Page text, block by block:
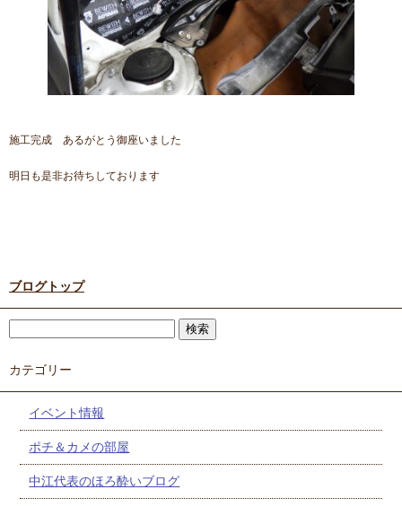
施工完成 あるがとう御座いました
明日も是非お待ちしております
ブログトップ
カテゴリー
イベント情報
ポチ＆カメの部屋
中江代表のほろ酔いブログ